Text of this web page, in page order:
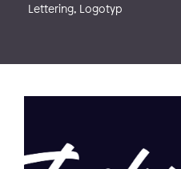
Lettering, Logotyp